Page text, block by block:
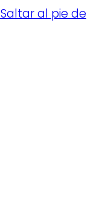
Saltar al pie de